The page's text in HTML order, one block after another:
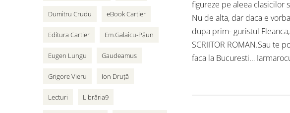
figureze pe aleea clasicilor
Nu de alta, dar daca e
dupa prim- guristul
SCRIITOR ROMAN.Sau te
faca la Bucuresti…
Dumitru Crudu eBook Cartier
Editura Cartier Em.Galaicu-Păun
Eugen Lungu Gaudeamus
Grigore Vieru Ion Druță
Lecturi Librăria9